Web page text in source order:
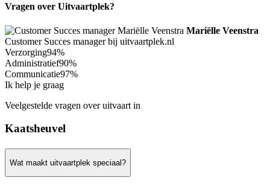
Vragen over Uitvaartplek?
Mariëlle Veenstra
Customer Succes manager bij uitvaartplek.nl
Verzorging94%
Administratief90%
Communicatie97%
Ik help je graag
Veelgestelde vragen over uitvaart in
Kaatsheuvel
Wat maakt uitvaartplek speciaal?